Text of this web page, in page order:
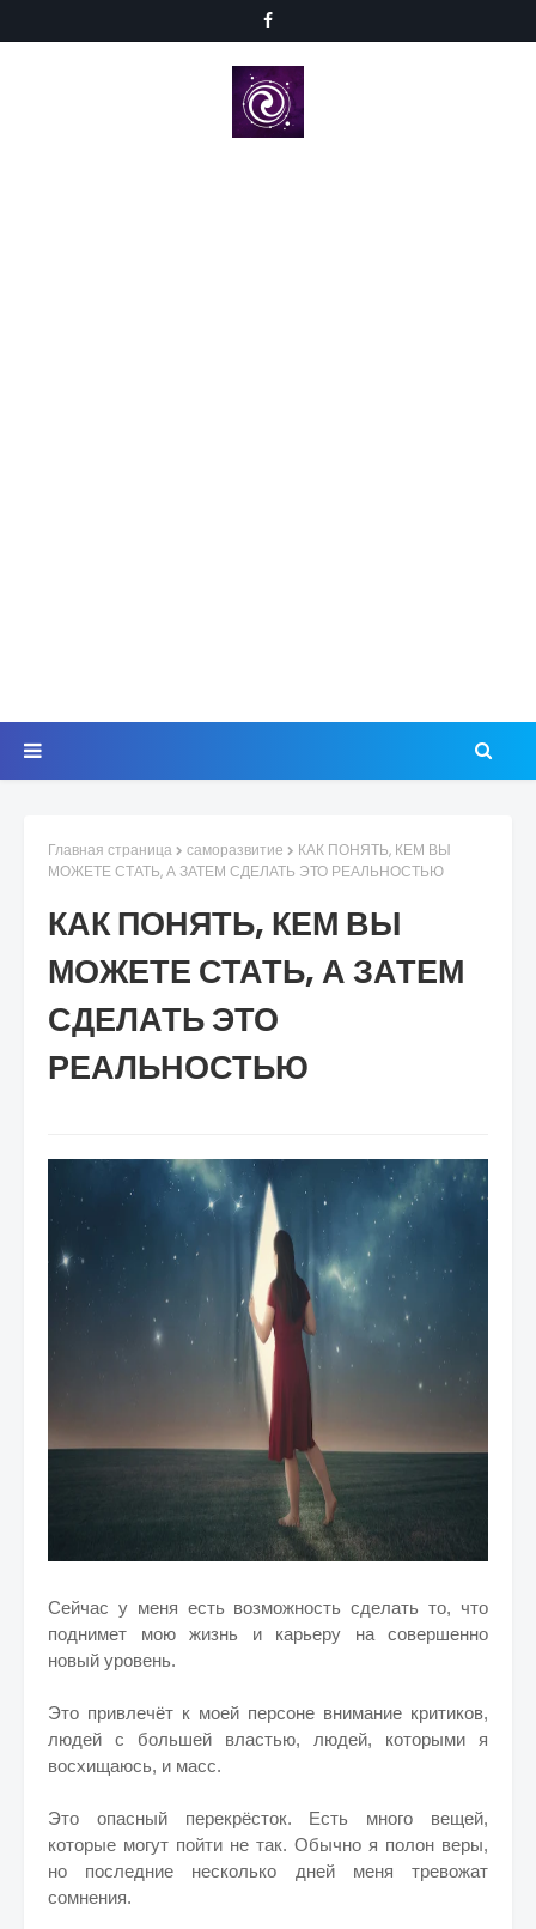
Главная страница саморазвитие
КАК ПОНЯТЬ, КЕМ ВЫ
МОЖЕТЕ СТАТЬ, А ЗАТЕМ СДЕЛАТЬ ЭТО РЕАЛЬНОСТЬЮ
КАК ПОНЯТЬ, КЕМ ВЫ
МОЖЕТЕ СТАТЬ, А ЗАТЕМ
СДЕЛАТЬ ЭТО
РЕАЛЬНОСТЬЮ
Сейчас у меня есть возможность сделать то, что
поднимет мою жизнь и карьеру на совершенно
новый уровень.
Это привлечёт к моей персоне внимание критиков,
людей с большей властью, людей, которыми я
восхищаюсь, и масс.
Это опасный перекрёсток. Есть много вещей,
которые могут пойти не так. Обычно я полон веры,
но последние несколько дней меня тревожат
сомнения.